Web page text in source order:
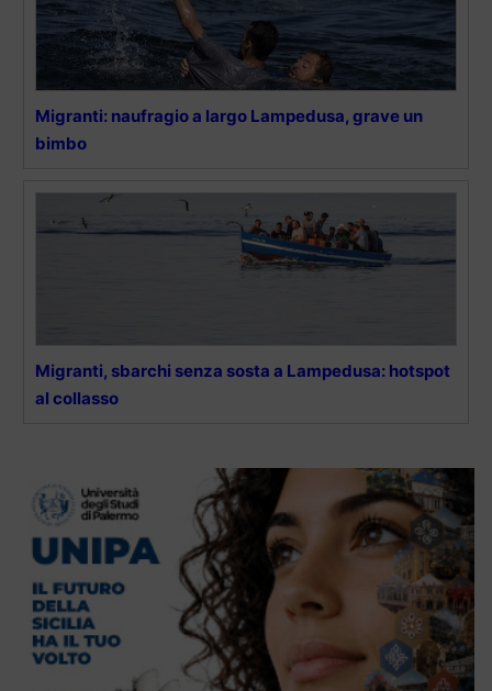
Migranti: naufragio a largo Lampedusa, grave un
bimbo
Migranti, sbarchi senza sosta a Lampedusa: hotspot
al collasso